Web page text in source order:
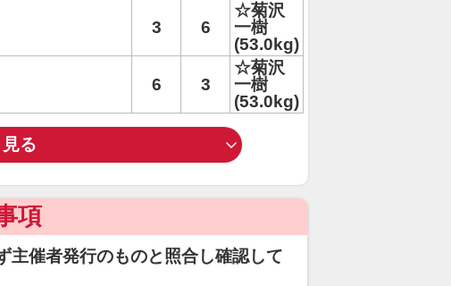
3 6
☆菊沢
一樹
(53.0kg)
6 3
☆菊沢
一樹
(53.0kg)
る
項
主催者発行のものと照合し確認して